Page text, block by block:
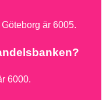
är 6005.
6000.